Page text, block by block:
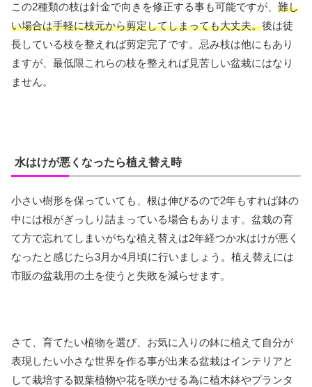
この2種類の枝は針金で向きを修正する事も可能ですが、 難し
い場合は手軽に枝元から剪定してしまっても大丈夫。後は徒
長している枝を整えれば剪定完了です。忌み枝は他にもあり
ますが、最低限これらの枝を整えれば見苦しい盆栽にはなり
ません。
水はけが悪くなったら植え替え時
小さい樹形を保っていても、根は伸びるので2年もすれば鉢の
中には根がぎっしり詰まっている場合もあります。盆栽の育
て方で忘れてしまいがちな植え替えは2年経つか水はけが悪く
なったと感じたら3月か4月頃に行いましょう。植え替えには
市販の盆栽用の土を使うと失敗を減らせます。
さて、育てたい植物を選び、お気に入りの鉢に植えて自分が
表現したい小さな世界を作る事が出来る盆栽はインテリアと
して栽培する観葉植物や花を咲かせる為に植木鉢やプランタ